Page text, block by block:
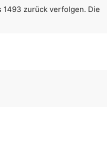
1493 zurück verfolgen. Die